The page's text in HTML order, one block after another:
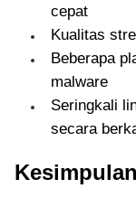
cepat
Kualitas
Beberapa
malware
Seringkali
secara
Kesimpulan